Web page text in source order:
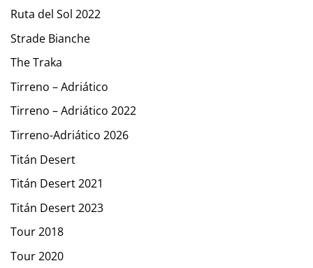
Ruta del Sol 2022
Strade Bianche
The Traka
Tirreno – Adriático
Tirreno – Adriático 2022
Tirreno-Adriático 2026
Titán Desert
Titán Desert 2021
Titán Desert 2023
Tour 2018
Tour 2020